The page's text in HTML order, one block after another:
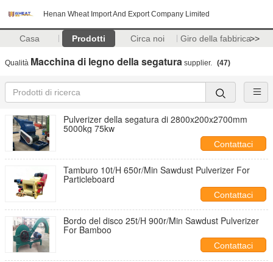
Henan Wheat Import And Export Company Limited
Casa Prodotti Circa noi Giro della fabbrica>>
Qualità Macchina di legno della segatura supplier. (47)
Pulverizer della segatura di 2800x200x2700mm
5000kg 75kw
Contattaci
Tamburo 10t/H 650r/Min Sawdust Pulverizer For
Particleboard
Contattaci
Bordo del disco 25t/H 900r/Min Sawdust Pulverizer
For Bamboo
Contattaci